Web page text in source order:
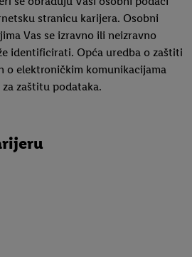
stranicu karijera. Osobni
Vas se izravno ili neizravno
identificirati. Opća uredba o zaštiti
o elektroničkim komunikacijama
zaštitu podataka.